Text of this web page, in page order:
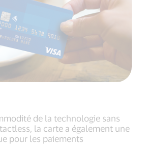
de la technologie sans
la carte a également une
pour les paiements